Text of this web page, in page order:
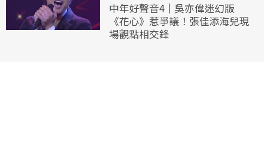
中年好聲音4｜吳亦偉迷幻版
《花心》惹爭議！張佳添海兒現
場觀點相交鋒